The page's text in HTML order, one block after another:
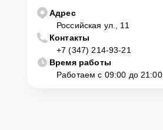
Адрес
Российская ул., 11
Контакты
+7 (347) 214-93-21
Время работы
Работаем с 09:00 до 21:00